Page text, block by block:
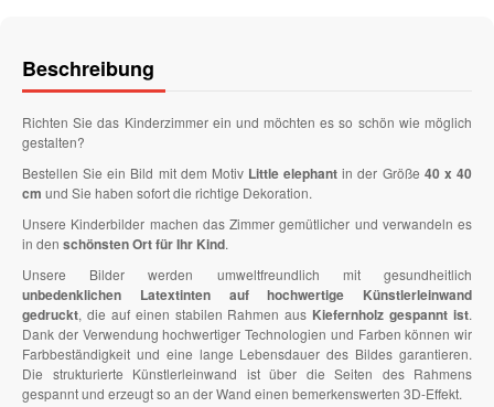
Beschreibung
Richten Sie das Kinderzimmer ein und möchten es so schön wie möglich
gestalten?
Bestellen Sie ein Bild mit dem Motiv Little elephant in der Größe 40 x 40
cm und Sie haben sofort die richtige Dekoration.
Unsere Kinderbilder machen das Zimmer gemütlicher und verwandeln es
in den schönsten Ort für Ihr Kind.
Unsere Bilder werden umweltfreundlich mit gesundheitlich
unbedenklichen Latextinten auf hochwertige Künstlerleinwand
gedruckt, die auf einen stabilen Rahmen aus Kiefernholz gespannt ist.
Dank der Verwendung hochwertiger Technologien und Farben können wir
Farbbeständigkeit und eine lange Lebensdauer des Bildes garantieren.
Die strukturierte Künstlerleinwand ist über die Seiten des Rahmens
gespannt und erzeugt so an der Wand einen bemerkenswerten 3D-Effekt.